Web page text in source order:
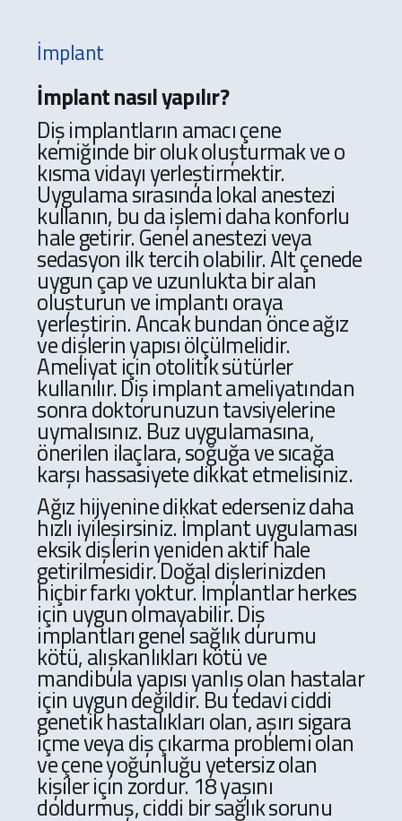
İmplant
İmplant nasıl yapılır?
Diş implantların amacı çene
kemiğinde bir oluk oluşturmak ve o
kısma vidayı yerleştirmektir.
Uygulama sırasında lokal anestezi
kullanın, bu da işlemi daha konforlu
hale getirir. Genel anestezi veya
sedasyon ilk tercih olabilir. Alt çenede
uygun çap ve uzunlukta bir alan
oluşturun ve implantı oraya
yerleştirin. Ancak bundan önce ağız
ve dişlerin yapısı ölçülmelidir.
Ameliyat için otolitik sütürler
kullanılır. Diş implant ameliyatından
sonra doktorunuzun tavsiyelerine
uymalısınız. Buz uygulamasına,
önerilen ilaçlara, soğuğa ve sıcağa
karşı hassasiyete dikkat etmelisiniz.
Ağız hijyenine dikkat ederseniz daha
hızlı iyileşirsiniz. İmplant uygulaması
eksik dişlerin yeniden aktif hale
getirilmesidir. Doğal dişlerinizden
hiçbir farkı yoktur. İmplantlar herkes
için uygun olmayabilir. Diş
implantları genel sağlık durumu
kötü, alışkanlıkları kötü ve
mandibula yapısı yanlış olan hastalar
için uygun değildir. Bu tedavi ciddi
genetik hastalıkları olan, aşırı sigara
içme veya diş çıkarma problemi olan
ve çene yoğunluğu yetersiz olan
kişiler için zordur. 18 yaşını
doldurmuş, ciddi bir sağlık sorunu